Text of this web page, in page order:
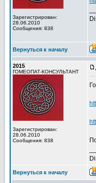
Зарегистрирован:
28.06.2010
Сообщения: 838
Вернуться к началу
2015
ГОМЕОПАТ-КОНСУЛЬТАНТ
Зарегистрирован:
28.06.2010
Сообщения: 838
Вернуться к началу